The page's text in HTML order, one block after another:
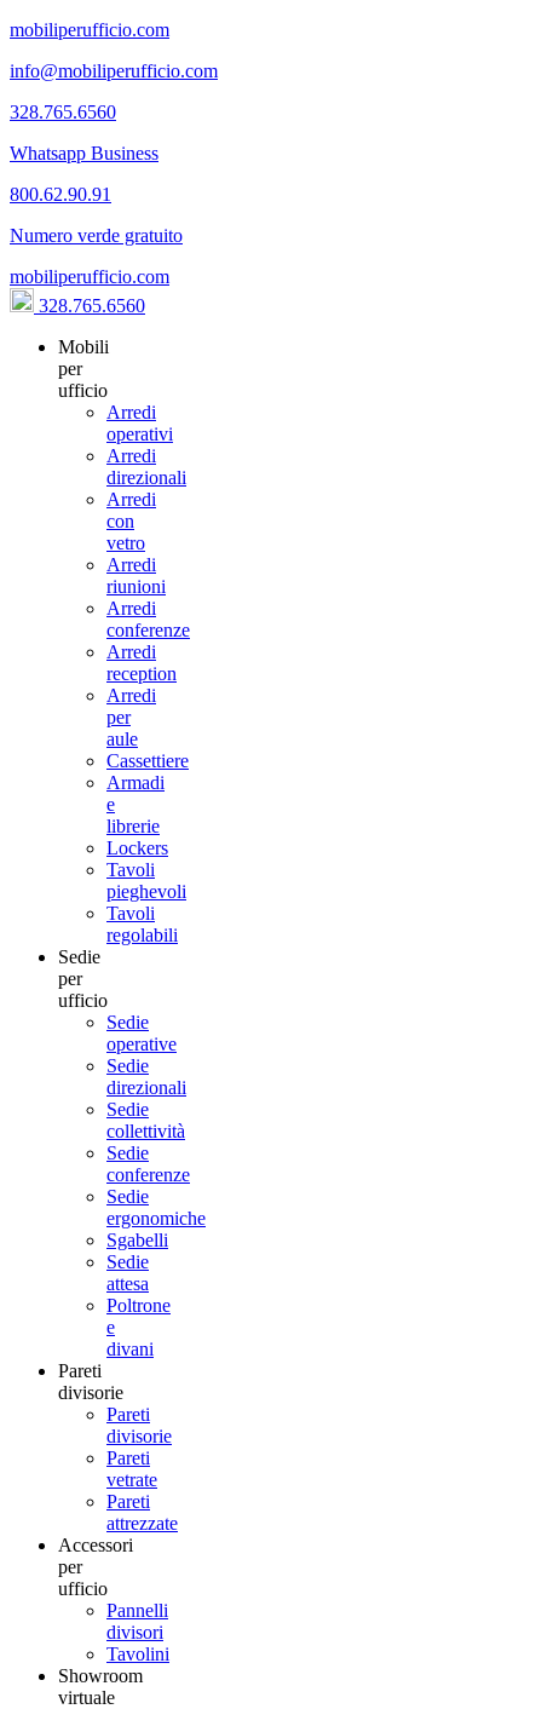
mobiliperufficio.com
info@mobiliperufficio.com
328.765.6560
Whatsapp Business
800.62.90.91
Numero verde gratuito
mobiliperufficio.com
328.765.6560
Mobili
per
ufficio
Arredi
operativi
Arredi
direzionali
Arredi
con
vetro
Arredi
riunioni
Arredi
conferenze
Arredi
reception
Arredi
per
aule
Cassettiere
Armadi
e
librerie
Lockers
Tavoli
pieghevoli
Tavoli
regolabili
Sedie
per
ufficio
Sedie
operative
Sedie
direzionali
Sedie
collettività
Sedie
conferenze
Sedie
ergonomiche
Sgabelli
Sedie
attesa
Poltrone
e
divani
Pareti
divisorie
Pareti
divisorie
Pareti
vetrate
Pareti
attrezzate
Accessori
per
ufficio
Pannelli
divisori
Tavolini
Showroom
virtuale